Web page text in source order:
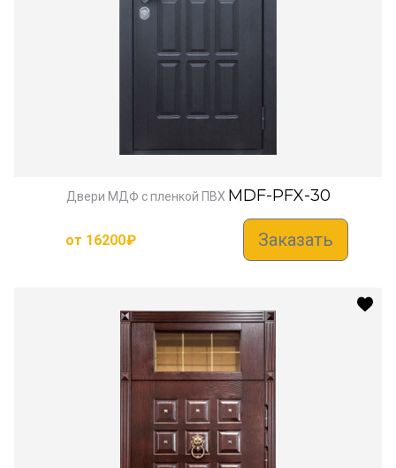
Двери МДФ с пленкой ПВХ MDF-PFX-30
от 16200₽ Заказать